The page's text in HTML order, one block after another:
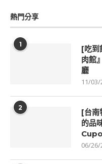
熱門分享
1
[吃到
肉館
廳
11/03/
2
[台南
的品
06/26/